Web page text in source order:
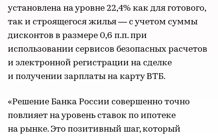
установлена на уровне 22,4% как для готового,
так и строящегося жилья — с учетом суммы
дисконтов в размере 0,6 п.п. при
использовании сервисов безопасных расчетов
и электронной регистрации на сделке
и получении зарплаты на карту ВТБ.
«Решение Банка России совершенно точно
повлияет на уровень ставок по ипотеке
на рынке. Это позитивный шаг, который